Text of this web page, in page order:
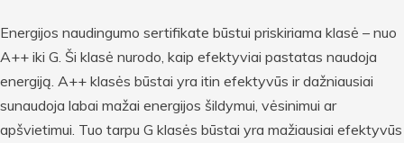
Energijos naudingumo sertifikate būstui priskiriama klasė – nuo
A++ iki G. Ši klasė nurodo, kaip efektyviai pastatas naudoja
energiją. A++ klasės būstai yra itin efektyvūs ir dažniausiai
sunaudoja labai mažai energijos šildymui, vėsinimui ar
apšvietimui. Tuo tarpu G klasės būstai yra mažiausiai efektyvūs